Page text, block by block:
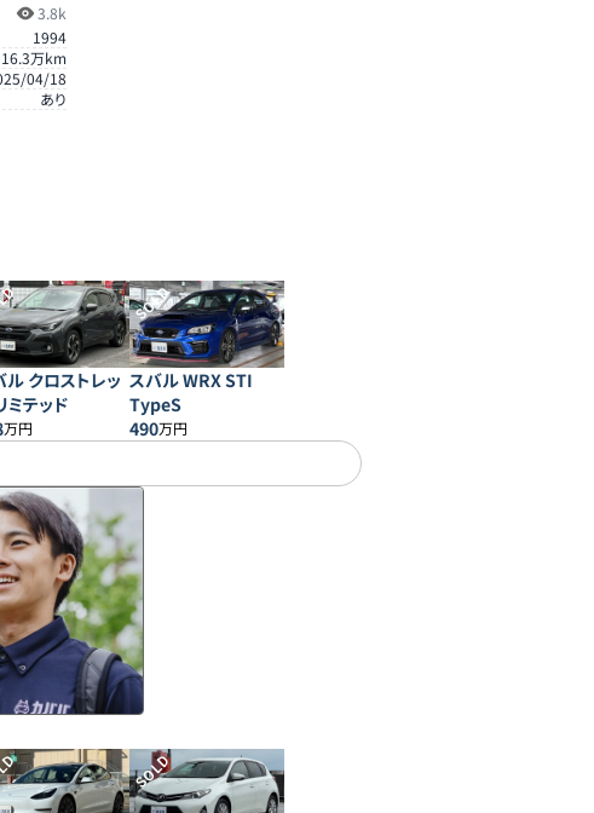
3.8k
1994
16.3万km
04/18
あり
ル クロストレッ
ミテッド
万円
SOLD
スバル WRX STI
TypeS
490万円
SOLD